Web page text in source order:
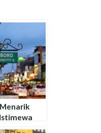
: Bukan